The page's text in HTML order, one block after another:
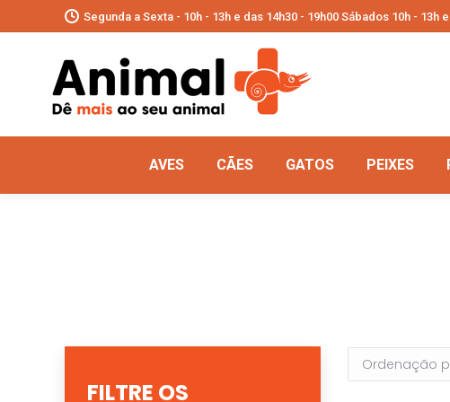
Segunda a Sexta - 10h - 13h e das 14h30 - 19h00 Sábados 10h - 13h
AVES CÃES GATOS PEIXES
FILTRE OS